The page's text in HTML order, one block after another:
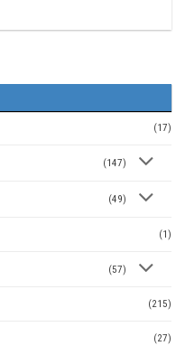
(17)
(147)
(49)
(1)
(57)
(215)
(27)